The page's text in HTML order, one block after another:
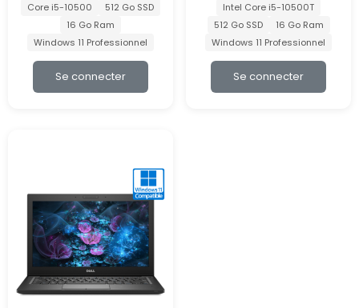
Core i5-10500
512 Go SSD
16 Go Ram
Windows 11 Professionnel
Se connecter
Intel Core i5-10500T
512 Go SSD
16 Go Ram
Windows 11 Professionnel
Se connecter